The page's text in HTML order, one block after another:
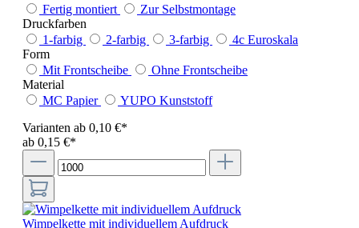
Fertig montiert
Zur Selbstmontage
Druckfarben
1-farbig
2-farbig 3-farbig
4c Euroskala
Form
Mit Frontscheibe
Ohne Frontscheibe
Material
MC Papier
YUPO Kunststoff
Varianten ab 0,10 €*
ab 0,15 €*
Wimpelkette mit individuellem Aufdruck